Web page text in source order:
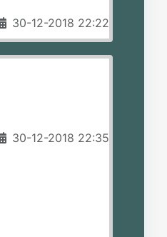
30-12-2018 22:22
30-12-2018 22:35